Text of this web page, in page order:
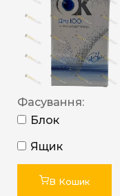
Фасування:
Блок
Ящик
В Кошик